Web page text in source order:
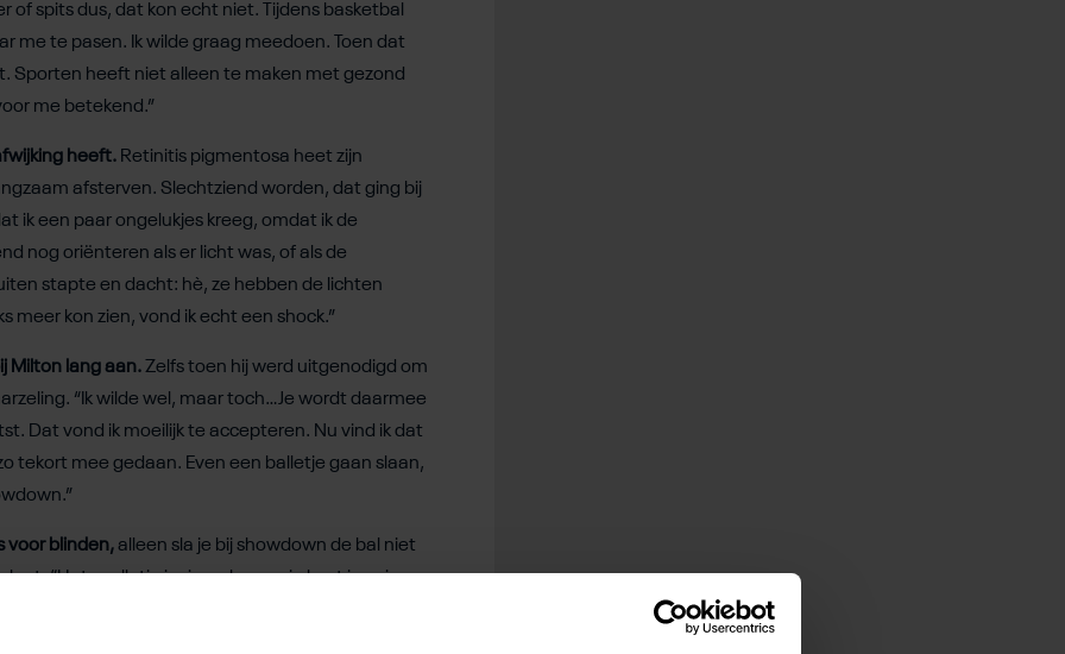
of spits dus, dat kon echt niet. Tijdens basketbal
me te pasen. Ik wilde graag meedoen. Toen dat
Sporten heeft niet alleen te maken met gezond
me betekend.”
heeft. Retinitis pigmentosa heet zijn
afsterven. Slechtziend worden, dat ging bij
ik een paar ongelukjes kreeg, omdat ik de
nog oriënteren als er licht was, of als de
stapte en dacht: hè, ze hebben de lichten
kon zien, vond ik echt een shock.”
Milton lang aan.Zelfs toen hij werd uitgenodigd om
“Ik wilde wel, maar toch…Je wordt daarmee
Dat vond ik moeilijk te accepteren. Nu vind ik dat
tekort mee gedaan. Even een balletje gaan slaan,
voor blinden,alleen sla je bij showdown de bal niet
“Het spelletje is simpel, maar je kunt je er in
bezig. De bal die je slaat bereikt snelheden van 80
kunnen zien, om een potje te spelen. Sommigen